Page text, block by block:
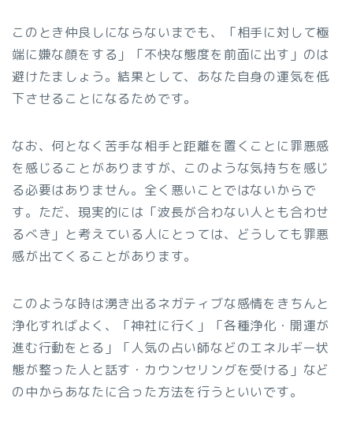
このとき仲良しにならないまでも、「相手に対して極
端に嫌な顔をする」「不快な態度を前面に出す」のは
避けたましょう。結果として、あなた自身の運気を低
下させることになるためです。
なお、何となく苦手な相手と距離を置くことに罪悪感
を感じることがありますが、このような気持ちを感じ
る必要はありません。全く悪いことではないからで
す。ただ、現実的には「波長が合わない人とも合わせ
るべき」と考えている人にとっては、どうしても罪悪
感が出てくることがあります。
このような時は湧き出るネガティブな感情をきちんと
浄化すればよく、「神社に行く」「各種浄化・開運が
進む行動をとる」「人気の占い師などのエネルギー状
態が整った人と話す・カウンセリングを受ける」など
の中からあなたに合った方法を行うといいです。